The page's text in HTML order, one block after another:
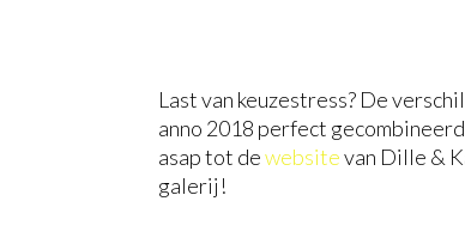
Last van keuzestress? De
anno 2018 perfect
asap tot dewebsitevan Dille &
galerij!